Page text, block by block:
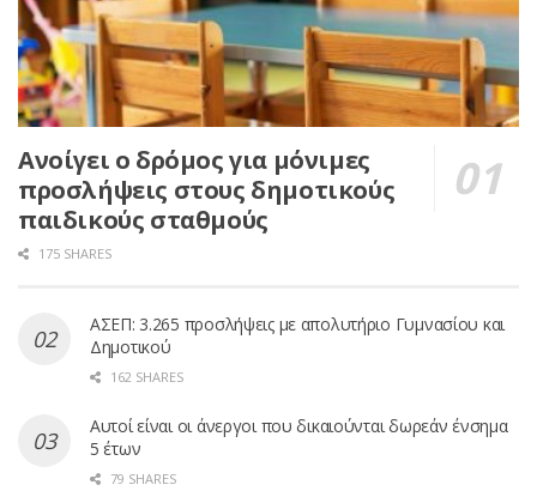
Ανοίγει ο δρόμος για μόνιμες
προσλήψεις στους δημοτικούς
παιδικούς σταθμούς
175 SHARES
ΑΣΕΠ: 3.265 προσλήψεις με απολυτήριο Γυμνασίου και
Δημοτικού
162 SHARES
Αυτοί είναι οι άνεργοι που δικαιούνται δωρεάν ένσημα
5 έτων
79 SHARES